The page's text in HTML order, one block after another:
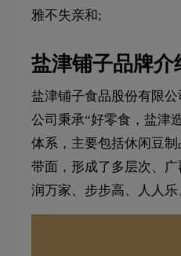
雅不失亲和;
盐津铺子品牌介
盐津铺子食品股份有限
公司秉承“好零食，盐津
体系，主要包括休闲豆
带面，形成了多层次、
润万家、步步高、人人